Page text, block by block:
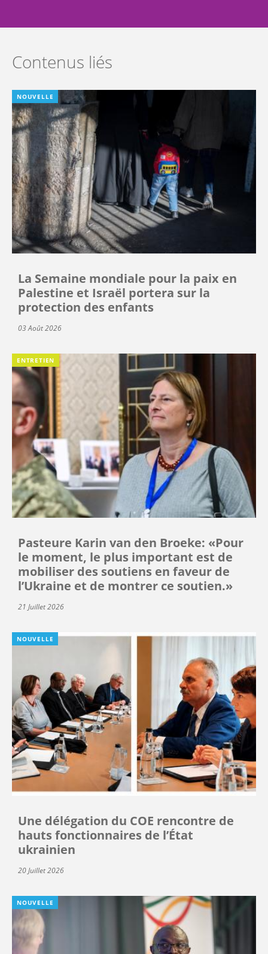
Contenus liés
NOUVELLE
La Semaine mondiale pour la paix en
Palestine et Israël portera sur la
protection des enfants
03 Août 2026
ENTRETIEN
Pasteure Karin van den Broeke: «Pour
le moment, le plus important est de
mobiliser des soutiens en faveur de
l’Ukraine et de montrer ce soutien.»
21 Juillet 2026
NOUVELLE
Une délégation du COE rencontre de
hauts fonctionnaires de l’État
ukrainien
20 Juillet 2026
NOUVELLE